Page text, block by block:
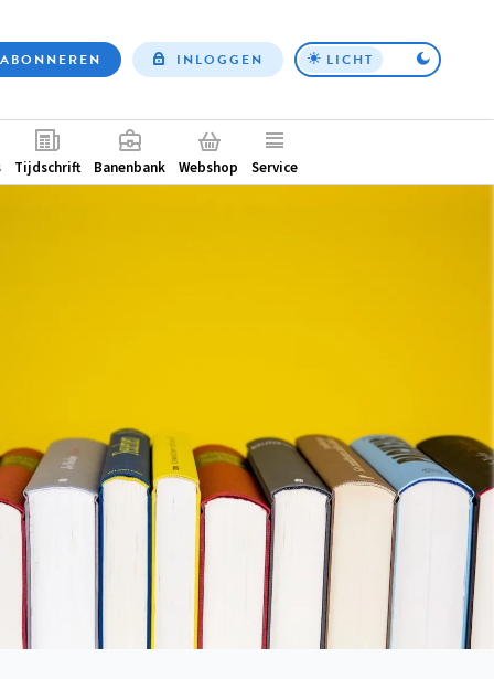
Top
ABONNEREN INLOGGEN LICHT
Tijdschrift Banenbank Webshop Service